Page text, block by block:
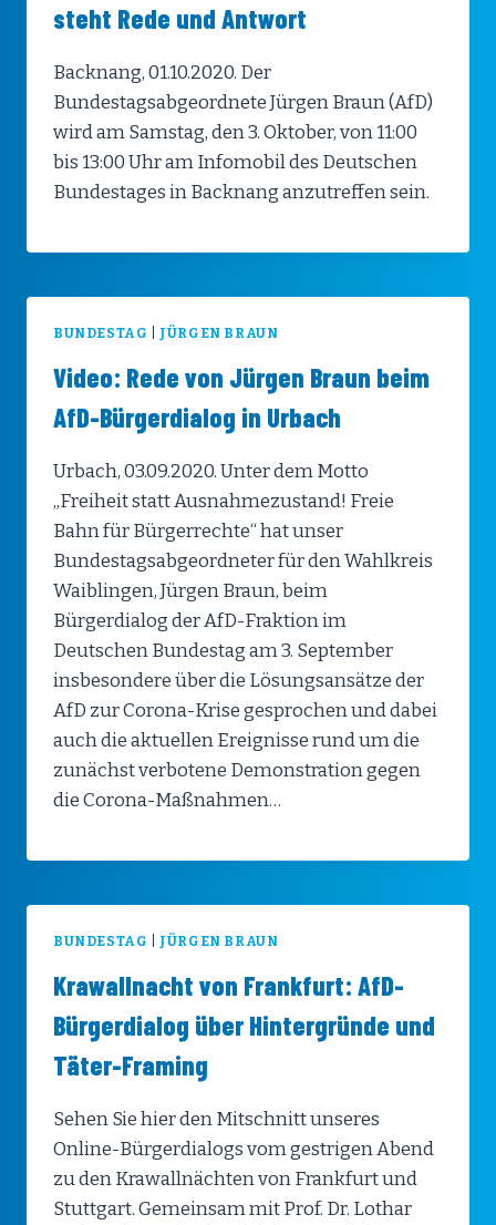
steht Rede und Antwort
Backnang, 01.10.2020. Der
Bundestagsabgeordnete Jürgen Braun (AfD)
wird am Samstag, den 3. Oktober, von 11:00
bis 13:00 Uhr am Infomobil des Deutschen
Bundestages in Backnang anzutreffen sein.
BUNDESTAG JÜRGEN BRAUN
Video: Rede von Jürgen Braun beim
AfD-Bürgerdialog in Urbach
Urbach, 03.09.2020. Unter dem Motto
„Freiheit statt Ausnahmezustand! Freie
Bahn für Bürgerrechte“ hat unser
Bundestagsabgeordneter für den Wahlkreis
Waiblingen, Jürgen Braun, beim
Bürgerdialog der AfD-Fraktion im
Deutschen Bundestag am 3. September
insbesondere über die Lösungsansätze der
AfD zur Corona-Krise gesprochen und dabei
auch die aktuellen Ereignisse rund um die
zunächst verbotene Demonstration gegen
die Corona-Maßnahmen…
BUNDESTAG JÜRGEN BRAUN
Krawallnacht von Frankfurt: AfD-
Bürgerdialog über Hintergründe und
Täter-Framing
Sehen Sie hier den Mitschnitt unseres
Online-Bürgerdialogs vom gestrigen Abend
zu den Krawallnächten von Frankfurt und
Stuttgart. Gemeinsam mit Prof. Dr. Lothar